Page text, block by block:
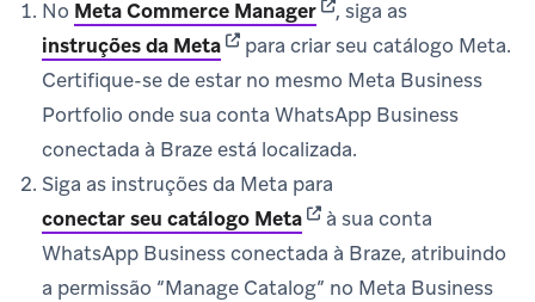
No Meta Commerce Manager(opens in new tab)
, siga as
instruções da Meta(opens in new tab)
para criar seu catálogo Meta.
Certifique-se de estar no mesmo Meta Business
Portfolio onde sua conta WhatsApp Business
conectada à Braze está localizada.
Siga as instruções da Meta para
conectar seu catálogo Meta(opens in new tab)
à sua conta
WhatsApp Business conectada à Braze, atribuindo
a permissão “Manage Catalog” no Meta Business